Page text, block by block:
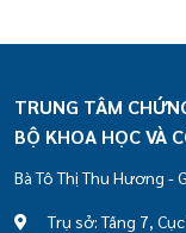
TRUNG TÂM
BỘ KHOA HỌC VÀ
Bà Tô Thị Thu Hương -
Trụ sở: Tầng 7,